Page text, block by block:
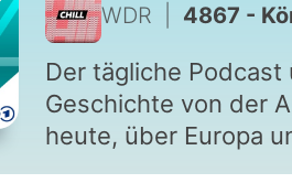
WDR 4867 - König Otto I.: Eine Krönung
Der tägliche Podcast
Geschichte von der
heute, über Europa
Welt, über die